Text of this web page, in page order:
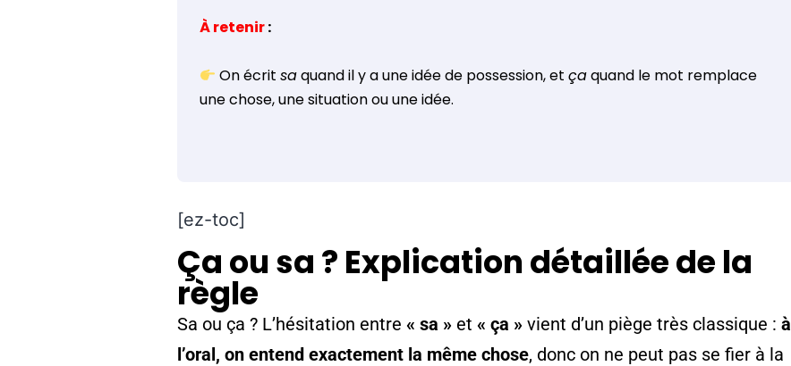
À retenir:
On écritsaquand il y a une idée de possession, etçaquand le mot remplace
une chose, une situation ou une idée.
[ez-toc]
Ça ou sa ? Explication détaillée de la
règle
Sa ou ça ? L’hésitation entre « sa » et « ça » vient d’un piège très classique :à
l’oral, on entend exactement la même chose, donc on ne peut pas se fier à la